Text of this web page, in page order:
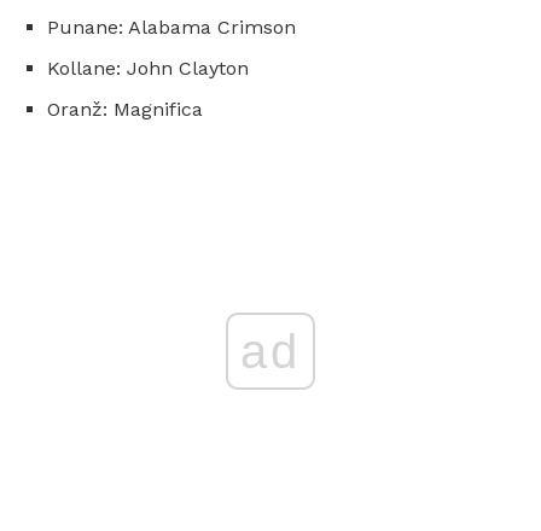
Punane: Alabama Crimson
Kollane: John Clayton
Oranž: Magnifica
ad